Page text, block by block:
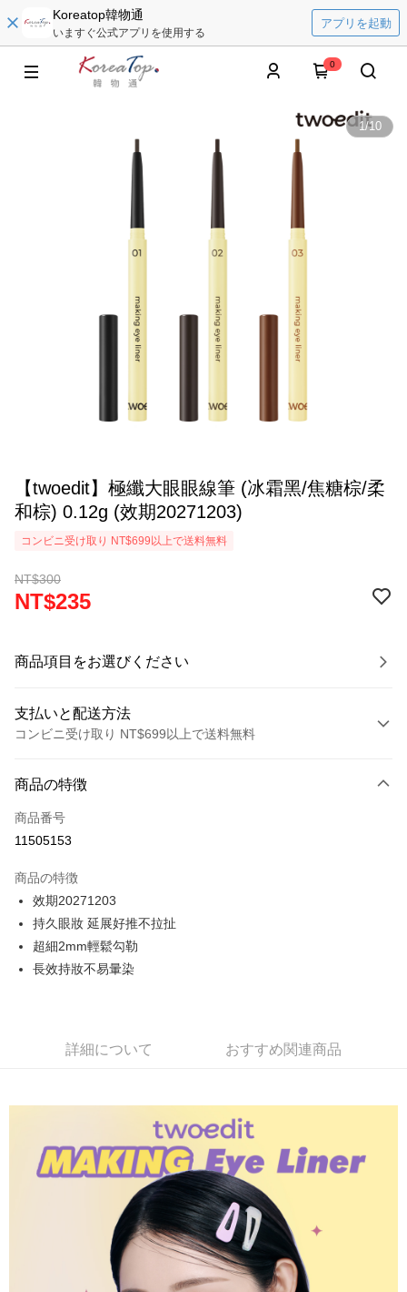
Koreatop韓物通
いますぐ公式アプリを使用する
アプリを起動
0
1/10
【twoedit】極纖大眼眼線筆 (冰霜黑/焦糖棕/柔
和棕) 0.12g (效期20271203)
コンビニ受け取り NT$699以上で送料無料
NT$300
NT$235
商品項目をお選びください
支払いと配送方法
コンビニ受け取り NT$699以上で送料無料
クレジットカード1回払い
LINE Pay
JKOPAY
Easy Wallet
ATM払い
配送毎にNT$80、NT$699以上で送料無料
配送毎にNT$80、NT$699以上で送料無料
付款後7-11取貨
配送毎にNT$80、NT$699以上で送料無料
配送毎にNT$100、NT$699以上で送料無料
商品の特徴
商品番号
11505153
商品の特徴
效期20271203
持久眼妝 延展好推不拉扯
超細2mm輕鬆勾勒
長效持妝不易暈染
詳細について おすすめ関連商品